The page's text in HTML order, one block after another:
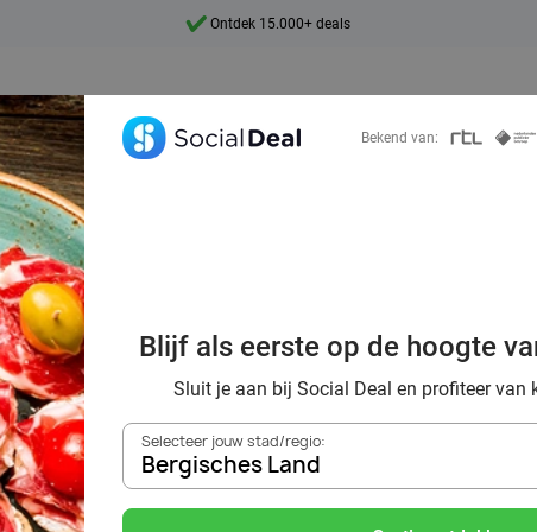
Ontdek 15.000+ deals
voordelig de
in
en omgeving
Bekend van:
Blijf als eerste op de hoogte
Sluit je aan bij Social Deal en profiteer van
Selecteer jouw stad/regio:
Bergisches Land